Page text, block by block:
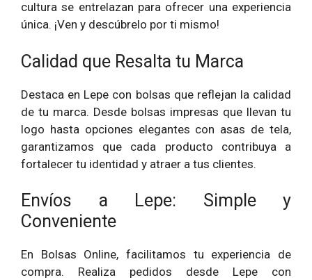
cultura se entrelazan para ofrecer una experiencia
única. ¡Ven y descúbrelo por ti mismo!
Calidad que Resalta tu Marca
Destaca en Lepe con bolsas que reflejan la calidad
de tu marca. Desde bolsas impresas que llevan tu
logo hasta opciones elegantes con asas de tela,
garantizamos que cada producto contribuya a
fortalecer tu identidad y atraer a tus clientes.
Envíos a Lepe: Simple y
Conveniente
En Bolsas Online, facilitamos tu experiencia de
compra. Realiza pedidos desde Lepe con